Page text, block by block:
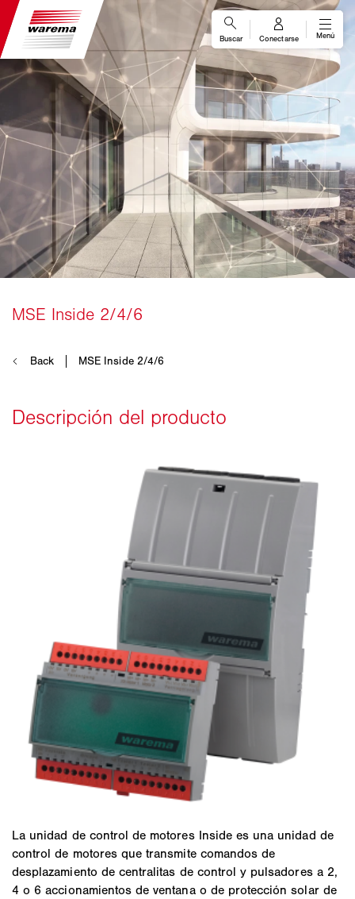
La unidad de control de motores Inside es una unidad de
control de motores que transmite comandos de
desplazamiento de centralitas de control y pulsadores a 2,
4 o 6 accionamientos de ventana o de protección solar de